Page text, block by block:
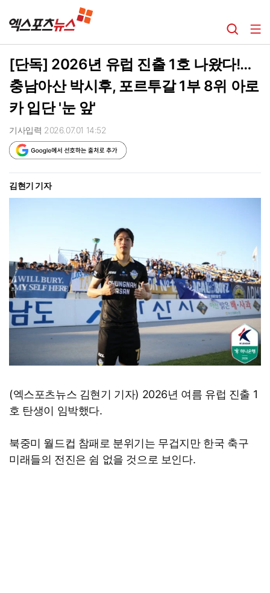
[단독] 2026년 유럽 진출 1호 나왔다!…
충남아산 박시후, 포르투갈 1부 8위 아로
카 입단 '눈 앞'
기사입력 2026.07.01 14:52
김현기 기자
(엑스포츠뉴스 김현기 기자) 2026년 여름 유럽 진출 1
호 탄생이 임박했다.
북중미 월드컵 참패로 분위기는 무겁지만 한국 축구
미래들의 전진은 쉼 없을 것으로 보인다.